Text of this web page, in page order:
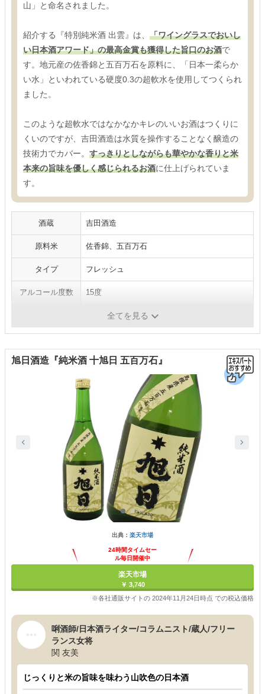
山」と命名されました。
紹介する『特別純米酒 出雲』は、 「ワイングラスでおいし
い日本酒アワード」の最高金賞も獲得した旨口のお酒で
す。地元産の佐香錦と五百万石を原料に、「日本一柔らか
い水」といわれている硬度0.3の超軟水を使用してつくられ
ました。
このような超軟水ではなかなかキレのいいお酒はつくりに
くいのですが、吉田酒造は水質を操作することなく醸造の
技術力でカバー。 すっきりとしながらも華やかな香りと米
本来の旨味を優しく感じられるお酒に仕上げられていま
す。
酒蔵 吉田酒造
原料米 佐香錦、五百万石
タイプ フレッシュ
アルコール度数 15度
全てを見る
旭日酒造『純米酒 十旭日 五百万石』
出典： 楽天市場
24時間タイムセー
ル毎日開催中
楽天市場
￥ 3,740
※各社通販サイトの 2024年11月24日時点 での税込価格
唎酒師/日本酒ライター/コラムニスト/蔵人/フリー
ランス女将
関 友美
じっくりと米の旨味を味わう山吹色の日本酒